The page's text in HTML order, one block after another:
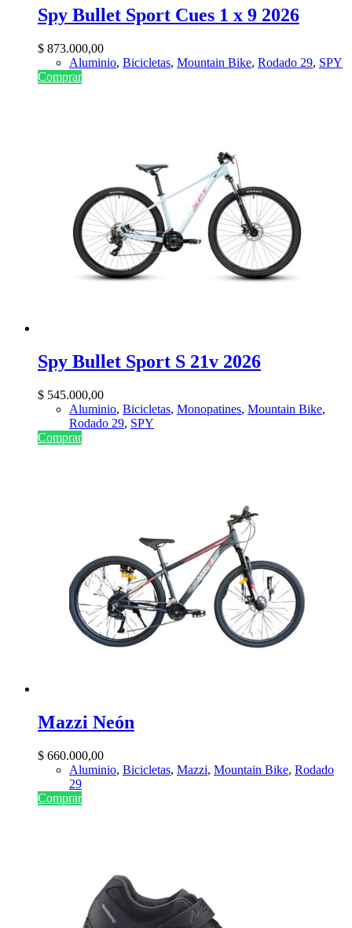
Spy Bullet Sport Cues 1 x 9 2026
$ 873.000,00
Aluminio, Bicicletas, Mountain Bike, Rodado 29, SPY
Comprar
Spy Bullet Sport S 21v 2026
$ 545.000,00
Aluminio, Bicicletas, Monopatines, Mountain Bike,
Rodado 29, SPY
Comprar
Mazzi Neón
$ 660.000,00
Aluminio, Bicicletas, Mazzi, Mountain Bike, Rodado
29
Comprar